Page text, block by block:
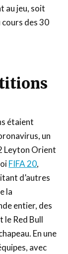
au jeu, soit
des 30
étaient
un
Leyton Orient
FIFA 20,
d’autres
la
entier, des
le Red Bull
En une
avec